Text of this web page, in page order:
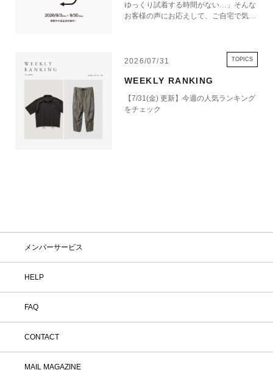
ゆっくり試着する時間がない…」そんな
お客様の声にお応えして、ご自宅で気軽
料に！気になる商品をまとめて取り寄せ
得いくまでじっくりお試しいただけま
す！この夏は、無理して暑い中お出かけ
しなくても大丈夫。お家で涼しく、新し
いお気に入りを見つけてみませんか？
下の場合は返品をお受けできませんので
直しや洗濯、クリーニングされた商品
2026/07/31 TOPICS
WEEKLY RANKING
【7/31(金) 更新】今週の人気ランキング
をチェック
メンバーサービス
HELP
FAQ
CONTACT
MAIL MAGAZINE